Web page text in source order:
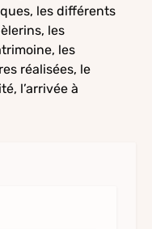
les différents
les
les
réalisées, le
l’arrivée à